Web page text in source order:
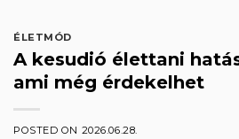
ÉLETMÓD
A kesudió élettani
ami még érdekelhet
POSTED ON 2026.06.28.